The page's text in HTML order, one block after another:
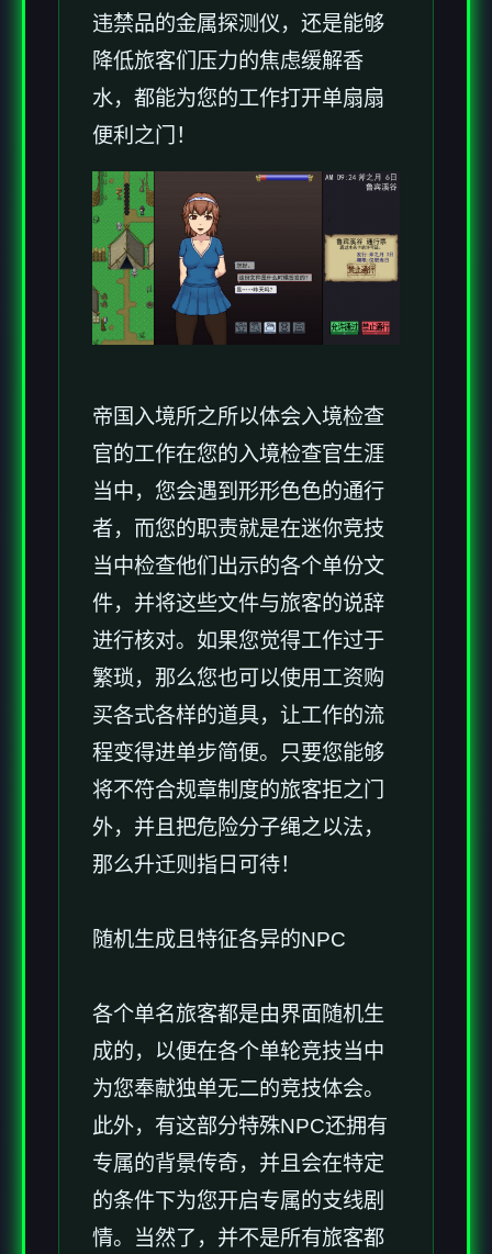
违禁品的金属探测仪，还是能够
降低旅客们压力的焦虑缓解香
水，都能为您的工作打开单扇扇
便利之门！
帝国入境所之所以体会入境检查
官的工作在您的入境检查官生涯
当中，您会遇到形形色色的通行
者，而您的职责就是在迷你竞技
当中检查他们出示的各个单份文
件，并将这些文件与旅客的说辞
进行核对。如果您觉得工作过于
繁琐，那么您也可以使用工资购
买各式各样的道具，让工作的流
程变得进单步简便。只要您能够
将不符合规章制度的旅客拒之门
外，并且把危险分子绳之以法，
那么升迁则指日可待！
随机生成且特征各异的NPC
各个单名旅客都是由界面随机生
成的，以便在各个单轮竞技当中
为您奉献独单无二的竞技体会。
此外，有这部分特殊NPC还拥有
专属的背景传奇，并且会在特定
的条件下为您开启专属的支线剧
情。当然了，并不是所有旅客都